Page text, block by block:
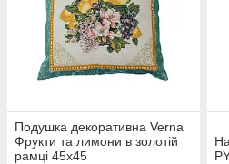
Подушка декоративна Verna
Фрукти та лимони в золотій
рамці 45х45